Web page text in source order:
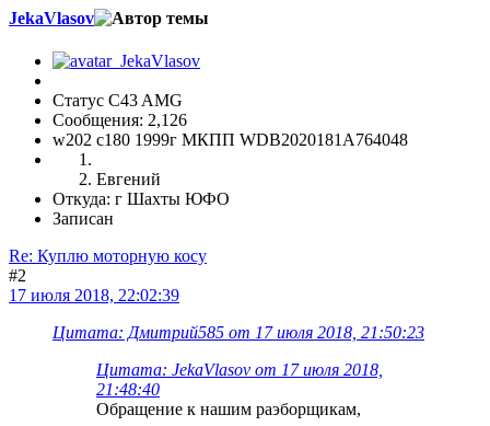
JekaVlasov
Статус C43 AMG
Сообщения: 2,126
w202 c180 1999г МКПП WDB2020181A764048
Евгений
Откуда: г Шахты ЮФО
Записан
Re: Куплю моторную косу
#2
17 июля 2018, 22:02:39
Цитата: Дмитрий585 от 17 июля 2018, 21:50:23
Цитата: JekaVlasov от 17 июля 2018,
21:48:40
Обращение к нашим раэборщикам,